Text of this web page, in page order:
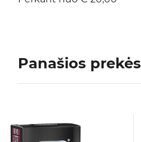
Panašios prekės